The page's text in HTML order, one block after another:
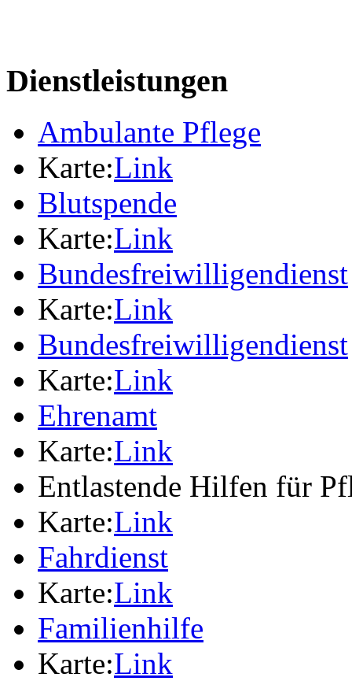
Dienstleistungen
Ambulante Pflege
Karte:Link
Blutspende
Karte:Link
Bundesfreiwilligendienst
Karte:Link
Bundesfreiwilligendienst
Karte:Link
Ehrenamt
Karte:Link
Entlastende Hilfen für
Karte:Link
Fahrdienst
Karte:Link
Familienhilfe
Karte:Link